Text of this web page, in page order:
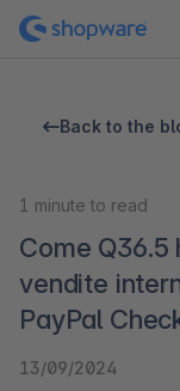
Back to the
1 minute to read
Come
vendite
PayPal
13/09/2024